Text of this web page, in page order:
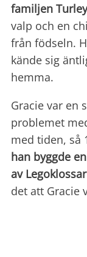
familjen Turley
valp och en
från födseln.
kände sig
hemma.
Gracie var en
problemet
med tiden, så
han byggde
av Legoklossar
det att Gracie